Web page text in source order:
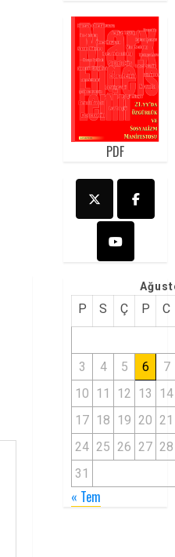
PDF
P S Ç P C
3 4 5 6
7
10 11 12 13
14
17 18 19 20 21
24 25 26 27 28
31
« Tem